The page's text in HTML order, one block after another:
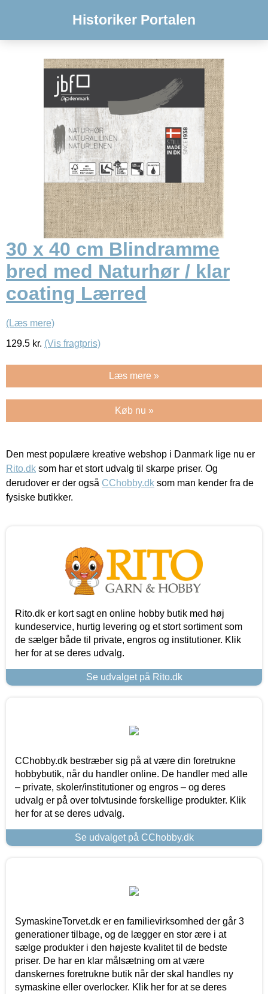
Historiker Portalen
30 x 40 cm Blindramme
bred med Naturhør / klar
coating Lærred
(Læs mere)
129.5 kr. (Vis fragtpris)
Læs mere »
Køb nu »
Den mest populære kreative webshop i Danmark lige nu er
Rito.dk som har et stort udvalg til skarpe priser. Og
derudover er der også CChobby.dk som man kender fra de
fysiske butikker.
Rito.dk er kort sagt en online hobby butik med høj
kundeservice, hurtig levering og et stort sortiment som
de sælger både til private, engros og institutioner. Klik
her for at se deres udvalg.
Se udvalget på Rito.dk
CChobby.dk bestræber sig på at være din foretrukne
hobbybutik, når du handler online. De handler med alle
– private, skoler/institutioner og engros – og deres
udvalg er på over tolvtusinde forskellige produkter. Klik
her for at se deres udvalg.
Se udvalget på CChobby.dk
SymaskineTorvet.dk er en familievirksomhed der går 3
generationer tilbage, og de lægger en stor ære i at
sælge produkter i den højeste kvalitet til de bedste
priser. De har en klar målsætning om at være
danskernes foretrukne butik når der skal handles ny
symaskine eller overlocker. Klik her for at se deres